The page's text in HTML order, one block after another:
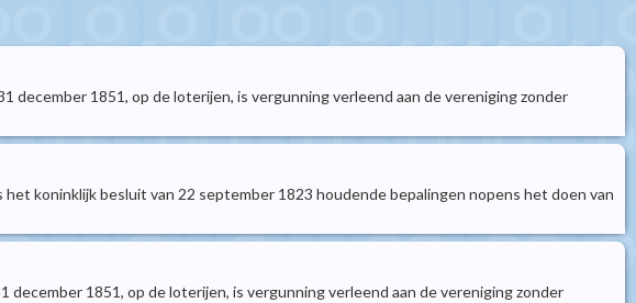
december 1851, op de loterijen, is vergunning verleend aan de vereniging zonder
koninklijk besluit van 22 september 1823 houdende bepalingen nopens het doen van
1851, op de loterijen, is vergunning verleend aan de vereniging zonder